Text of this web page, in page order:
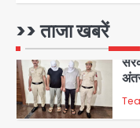
>> ताजा खबरें
2
3